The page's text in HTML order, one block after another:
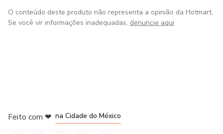
O conteúdo deste produto não representa a opinião da Hotmart.
Se você vir informações inadequadas, denuncie aqui
Feito com ❤ na Cidade do México